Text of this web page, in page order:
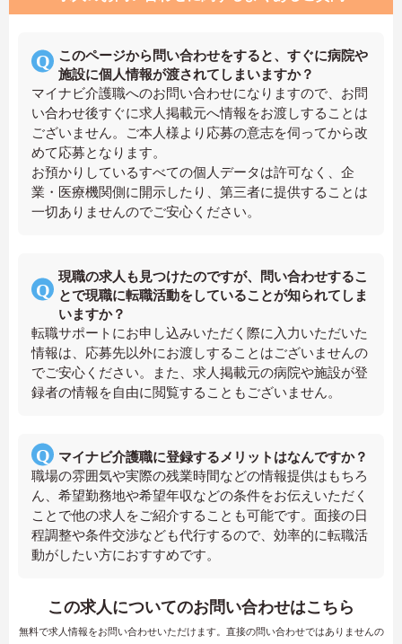
このページから問い合わせをすると、すぐに病院や
施設に個人情報が渡されてしまいますか？
マイナビ介護職へのお問い合わせになりますので、お問
い合わせ後すぐに求人掲載元へ情報をお渡しすることは
ございません。ご本人様より応募の意志を伺ってから改
めて応募となります。
お預かりしているすべての個人データは許可なく、企
業・医療機関側に開示したり、第三者に提供することは
一切ありませんのでご安心ください。
現職の求人も見つけたのですが、問い合わせするこ
とで現職に転職活動をしていることが知られてしま
いますか？
転職サポートにお申し込みいただく際に入力いただいた
情報は、応募先以外にお渡しすることはございませんの
でご安心ください。また、求人掲載元の病院や施設が登
録者の情報を自由に閲覧することもございません。
マイナビ介護職に登録するメリットはなんですか？
職場の雰囲気や実際の残業時間などの情報提供はもちろ
ん、希望勤務地や希望年収などの条件をお伝えいただく
ことで他の求人をご紹介することも可能です。面接の日
程調整や条件交渉なども代行するので、効率的に転職活
動がしたい方におすすめです。
この求人についてのお問い合わせはこちら
無料で求人情報をお問い合わせいただけます。直接の問い合わせではありませんの